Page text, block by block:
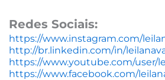
Redes Sociais:
https://www.instagram.com/
http://br.linkedin.com/in/
https://www.youtube.com/user/
https://www.facebook.com/